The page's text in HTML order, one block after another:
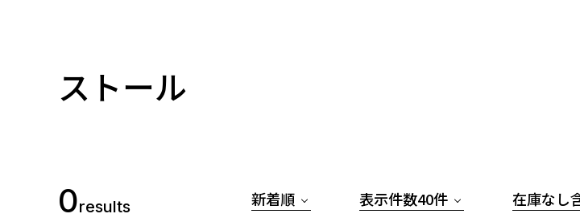
ストール
0results 新着順 表示件数40件 在庫なし